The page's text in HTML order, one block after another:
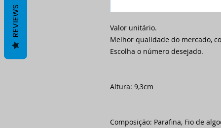
Valor unitário.
Melhor qualidade do mercado,
Escolha o número desejado.
Altura: 9,3cm
Composição: Parafina, Fio de
REVIEWS